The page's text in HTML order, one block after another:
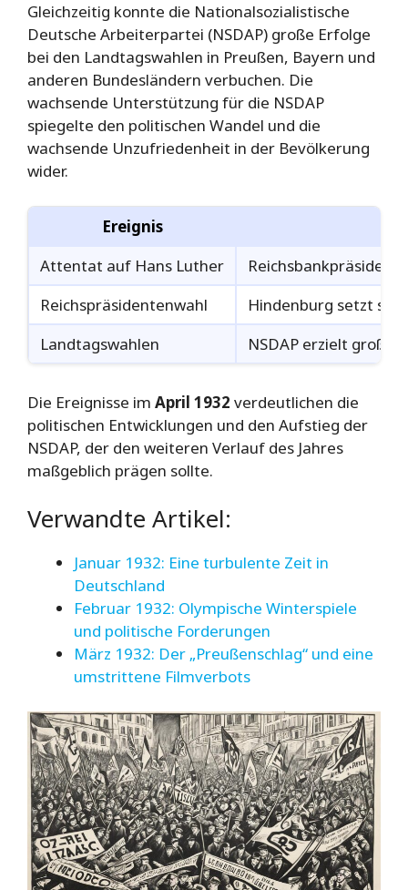
Gleichzeitig konnte die Nationalsozialistische
Deutsche Arbeiterpartei (NSDAP) große Erfolge
bei den Landtagswahlen in Preußen, Bayern und
anderen Bundesländern verbuchen. Die
wachsende Unterstützung für die NSDAP
spiegelte den politischen Wandel und die
wachsende Unzufriedenheit in der Bevölkerung
wider.
Ereignis
Attentat auf Hans Luther
Reichspräsidentenwahl
Hindenburg setzt
Landtagswahlen
NSDAP erzielt große
Die Ereignisse im April 1932 verdeutlichen die
politischen Entwicklungen und den Aufstieg der
NSDAP, der den weiteren Verlauf des Jahres
maßgeblich prägen sollte.
Verwandte Artikel:
Januar 1932: Eine turbulente Zeit in
Deutschland
Februar 1932: Olympische Winterspiele
und politische Forderungen
März 1932: Der „Preußenschlag“ und eine
umstrittene Filmverbots